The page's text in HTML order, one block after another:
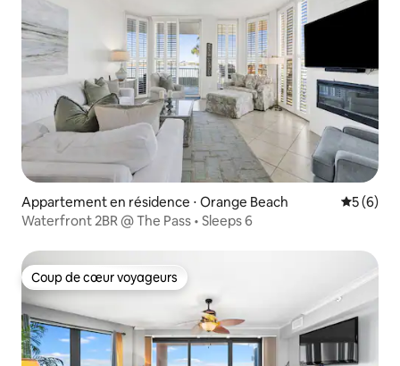
Appartement en résidence ⋅ Orange Beach
5 (6)
Waterfront 2BR @ The Pass • Sleeps 6
Coup de cœur voyageurs
Coup de cœur voyageurs